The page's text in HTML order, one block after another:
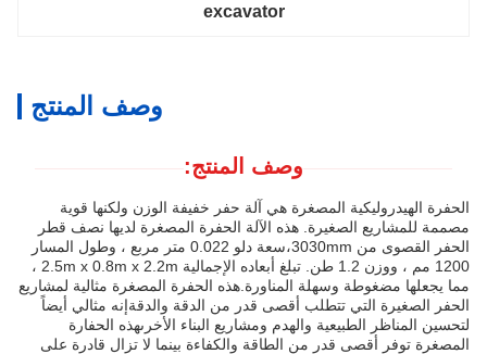
excavator
وصف المنتج
وصف المنتج:
الحفرة الهيدروليكية المصغرة هي آلة حفر خفيفة الوزن ولكنها قوية
مصممة للمشاريع الصغيرة. هذه الآلة الحفرة المصغرة لديها نصف قطر
الحفر القصوى من 3030mm،سعة دلو 0.022 متر مربع ، وطول المسار
1200 مم ، ووزن 1.2 طن. تبلغ أبعاده الإجمالية 2.5m x 0.8m x 2.2m ،
مما يجعلها مضغوطة وسهلة المناورة.هذه الحفرة المصغرة مثالية لمشاريع
الحفر الصغيرة التي تتطلب أقصى قدر من الدقة والدقةإنه مثالي أيضاً
لتحسين المناظر الطبيعية والهدم ومشاريع البناء الأخرىهذه الحفارة
المصغرة توفر أقصى قدر من الطاقة والكفاءة بينما لا تزال قادرة على